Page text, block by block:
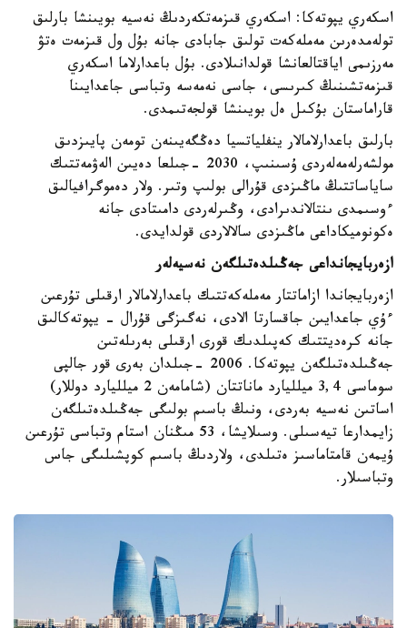
اسكەري يپوتەكا: اسكەري قىزمەتكەردىڭ نەسيە بويىنشا بارلىق
تولەمدەرىن مەملەكەت تولىق جابادى جانە بۇل ول قىزمەت ەتۋ
مەرزىمى اياقتالعانشا قولدانىلادى. بۇل باعدارلاما اسكەري
قىزمەتشىنىڭ كىرىسى، جاسى نەمەسە وتباسى جاعدايىنا
قاراماستان بۇكىل ەل بويىنشا قولجەتىمدى.
بارلىق باعدارلامالار ينفلياتسيا دەڭگەيىنەن تومەن پايىزدىق
مولشەرلەمەلەردى ۇسىنىپ، 2030 -جىلعا دەيىن الەۋمەتتىك
ساياساتتىڭ ماڭىزدى قۇرالى بولىپ وتىر. ولار دەموگرافيالىق
ءوسىمدى ىنتالاندىرادى، وڭىرلەردى دامىتادى جانە
ەكونوميكاداعى ماڭىزدى سالالاردى قولدايدى.
ازەربايجانداعى جەڭىلدەتىلگەن نەسيەلەر
ازەربايجاندا ازاماتتار مەملەكەتتىك باعدارلامالار ارقىلى تۇرعىن
ءۇي جاعدايىن جاقسارتا الادى، نەگىزگى قۇرال - يپوتەكالىق
جانە كرەديتتىك كەپىلدىك قورى ارقىلى بەرىلەتىن
جەڭىلدەتىلگەن يپوتەكا. 2006 -جىلدان بەرى قور جالپى
سوماسى 3,4 ميلليارد ماناتتان (شامامەن 2 ميلليارد دوللار)
اساتىن نەسيە بەردى، ونىڭ باسىم بولىگى جەڭىلدەتىلگەن
زايمدارعا تيەسىلى. وسىلايشا، 53 مىڭنان استام وتباسى تۇرعىن
ۇيمەن قامتاماسىز ەتىلدى، ولاردىڭ باسىم كوپشىلىگى جاس
وتباسىلار.